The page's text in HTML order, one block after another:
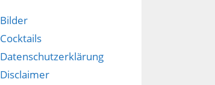
Bilder
Cocktails
Datenschutzerklärung
Disclaimer